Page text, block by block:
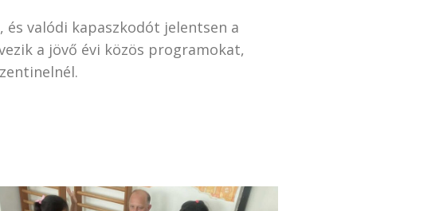
és valódi kapaszkodót jelentsen a
a jövő évi közös programokat,